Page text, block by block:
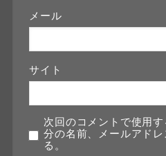
メール
サイト
次回のコメントで使用
分の名前、メールアド
る。